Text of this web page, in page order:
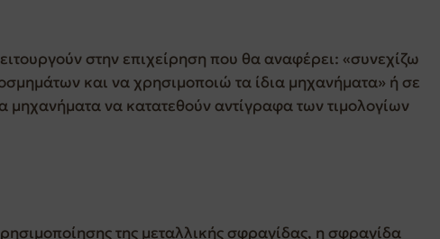
στην επιχείρηση που θα αναφέρει: «συνεχίζω
και να χρησιμοποιώ τα ίδια μηχανήματα» ή σε
να κατατεθούν αντίγραφα των τιμολογίων
της μεταλλικής σφραγίδας, η σφραγίδα